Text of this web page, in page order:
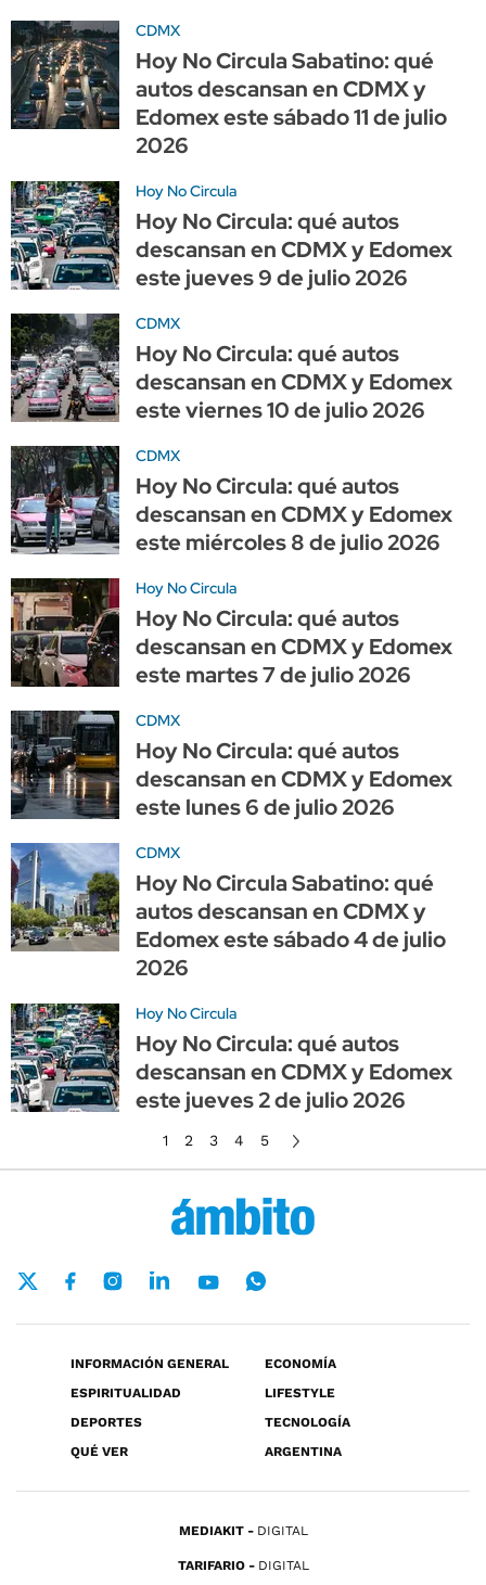
CDMX
Hoy No Circula Sabatino: qué
autos descansan en CDMX y
Edomex este sábado 11 de julio
2026
Hoy No Circula
Hoy No Circula: qué autos
descansan en CDMX y Edomex
este jueves 9 de julio 2026
CDMX
Hoy No Circula: qué autos
descansan en CDMX y Edomex
este viernes 10 de julio 2026
CDMX
Hoy No Circula: qué autos
descansan en CDMX y Edomex
este miércoles 8 de julio 2026
Hoy No Circula
Hoy No Circula: qué autos
descansan en CDMX y Edomex
este martes 7 de julio 2026
CDMX
Hoy No Circula: qué autos
descansan en CDMX y Edomex
este lunes 6 de julio 2026
CDMX
Hoy No Circula Sabatino: qué
autos descansan en CDMX y
Edomex este sábado 4 de julio
2026
Hoy No Circula
Hoy No Circula: qué autos
descansan en CDMX y Edomex
este jueves 2 de julio 2026
1 2 3 4 5
INFORMACIÓN GENERAL
ECONOMÍA
ESPIRITUALIDAD
LIFESTYLE
DEPORTES
TECNOLOGÍA
QUÉ VER
ARGENTINA
MEDIAKIT DIGITAL
TARIFARIO DIGITAL